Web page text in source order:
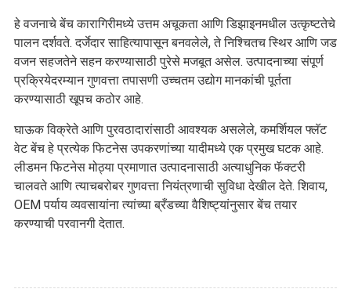
हे वजनाचे बेंच कारागिरीमध्ये उत्तम अचूकता आणि डिझाइनमधील उत्कृष्टतेचे
पालन दर्शवते. दर्जेदार साहित्यापासून बनवलेले, ते निश्चितच स्थिर आणि जड
वजन सहजतेने सहन करण्यासाठी पुरेसे मजबूत असेल. उत्पादनाच्या संपूर्ण
प्रक्रियेदरम्यान गुणवत्ता तपासणी उच्चतम उद्योग मानकांची पूर्तता
करण्यासाठी खूपच कठोर आहे.
घाऊक विक्रेते आणि पुरवठादारांसाठी आवश्यक असलेले, कमर्शियल फ्लॅट
वेट बेंच हे प्रत्येक फिटनेस उपकरणांच्या यादीमध्ये एक प्रमुख घटक आहे.
लीडमन फिटनेस मोठ्या प्रमाणात उत्पादनासाठी अत्याधुनिक फॅक्टरी
चालवते आणि त्याचबरोबर गुणवत्ता नियंत्रणाची सुविधा देखील देते. शिवाय,
OEM पर्याय व्यवसायांना त्यांच्या ब्रँडच्या वैशिष्ट्यांनुसार बेंच तयार
करण्याची परवानगी देतात.